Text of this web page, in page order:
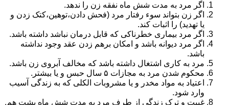
اگر مرد به مدت شش ماه نفقه زن را ندهد.
اگر زن بتواند سوء رفتار مرد (فحش دادن،توهین،کتک زدن و
یا تهدید) را اثبات کند.
اگر مرد بیماری خطرناکی که قابل درمان نباشد داشته باشد.
اگر مرد دیوانه باشد و امکان برهم زدن عقد وجود نداشته
باشد.
مرد به کاری اشتغال داشته باشد که مخالف آبروی زن باشد.
محکوم شدن مرد به مجازات ۵ سال حبس و یا بیشتر.
اعتیاد به مواد مخدر و یا مشروبات الکلی که به زندگی آسیب
وارد شود.
غیبت و ترک زندگی از طرف مرد به مدت شش ماه پشت هم.